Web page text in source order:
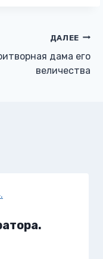
ДАЛЕЕ
дама его
величества